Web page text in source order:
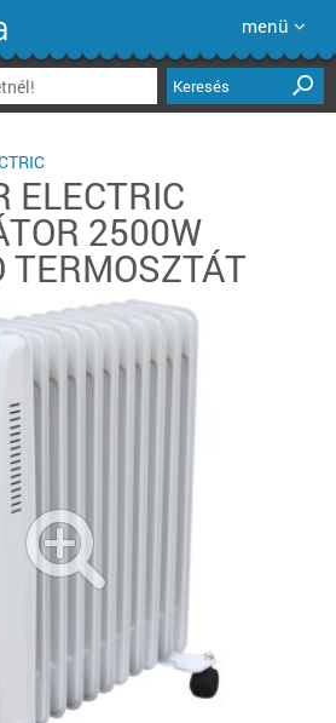
menü
Keresés
ELECTRIC
2500W
TERMOSZTÁT